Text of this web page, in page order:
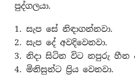
පුද්ගලයා.
1. සැප සේ නිඳාගන්නවා.
2. සැප දේ අවදිවෙනවා.
3. නිදා සිටින විට නපුරු හීන
4. මිනිසුන්ට ප‍්‍රිය වෙනවා.